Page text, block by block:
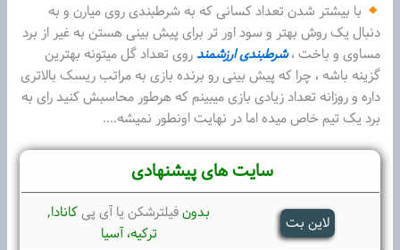
با بیشتر شدن تعداد کسانی که به شرطبندی روی میارن و به
دنبال یک روش بهتر و سود اور تر برای پیش بینی هستن به غیر از برد
مساوی و باخت ،شرطبندی ارزشمندروی تعداد گل میتونه بهترین
گزینه باشه ، چرا که پیش بینی رو برنده بازی به مراتب ریسک بالاتری
داره و روزانه تعداد زیادی بازی میبینم که هرطور محاسبش کنید رای به
برد یک تیم خاص میده اما در نهایت اونطور نمیشه….
سایت های پیشنهادی
لاین بت
بدونفیلترشکن یا آی پیکانادا,
ترکیه، آسیا